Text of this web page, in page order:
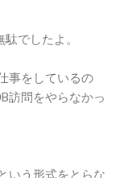
でしたよ。
事をしているの
訪問をやらなかっ
いう形式をとらな